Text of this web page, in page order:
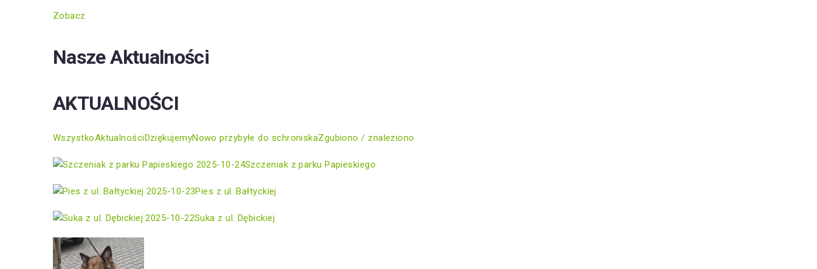
Zobacz
Nasze Aktualności
AKTUALNOŚCI
WszystkoAktualnościDziękujemyNowo przybyłe do schroniskaZgubiono / znaleziono
2025-10-24Szczeniak z parku Papieskiego
2025-10-23Pies z ul. Bałtyckiej
2025-10-22Suka z ul. Dębickiej